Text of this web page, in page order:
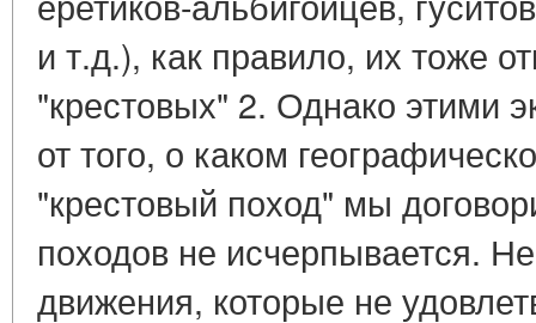
и т.д.), как правило, их тоже
"крестовых" 2. Однако этими
от того, о каком
"крестовый поход" мы
походов не исчерпывается.
движения, которые не